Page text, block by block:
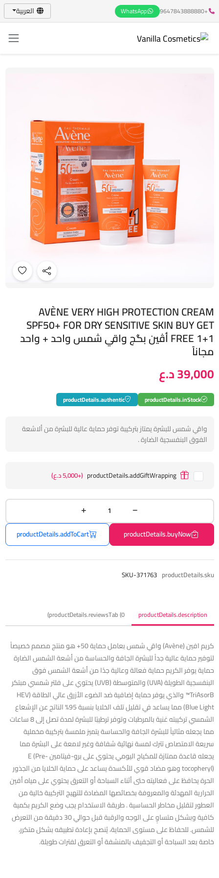
+9647843888880
WhatsApp العربية
AVÈNE VERY HIGH PROTECTION CREAM
SPF50+ FOR DRY SENSITIVE SKIN BUY GET
FREE 1+1 أڤين بگج واقي شمس واحد + واحد
مجاناً
39,000 د.ع
productDetails.inStock
productDetails.authentic
واقي شمس للبشرة يمتاز بتركيبة توفر حماية عالية للبشرة من ألاشعة
الفوق البنفسجية الضارة .
productDetails.addGiftWrapping (+5,000 د.ع)
productDetails.buyNow
productDetails.addToCart
productDetails.sku
SKU-371763
productDetails.description
productDetails.reviewsTab (0)
كريم افين (Avène) واقي شمس بعامل حماية 50+ هو منتج مصمم خصيصاً
لتوفير حماية عالية جداً للبشرة الجافة والحساسة من أشعة الشمس الضارة
حماية يوفر الكريم حماية فعالة وعالية جدًا من أشعة الشمس فوق
البنفسجية الطويلة (UVA) والمتوسطة (UVB) يحتوي على فلتر شمسي مبتكر
TriAsorB™️ والذي يوفر حماية إضافية ضد الضوء الأزرق عالي الطاقة (HEV
Blue Light) مما يساعد في تقليل تلف الخلايا بنسبة 95% الناتج عن الإشعاع
الشمسي تركيبته غنية بالمرطبات وتوفر ترطيبًا للبشرة لمدة تصل إلى 8 ساعات
مما يجعله مثالياً للبشرة الجافة والحساسة يتميز ملمسهُ بتركيبة مخملية
سريعة الامتصاص تترك لمسة نهائية شفافة وغير لامعة على البشرة مما
يجعله قاعدة ممتازة للمكياج اليومي يحتوي على برو-فيتامين E (Pre-
tocopheryl) وهو مضاد قوي للأكسدة يساعد على حماية الخلايا من الجذور
الحرة يحافظ على فعاليته حتى أثناء السباحة أو التعرق يحتوي على مياه أفين
الحرارية المهدئة والمعروفة بخصائصها المضادة للتهيج التركيبة خالية من
العطور لتقليل مخاطر الحساسية . طريقة الاستخدام يجب وضع الكريم بكمية
كافية وبشكل متساوٍ على الوجه والرقبة قبل حوالي 30 دقيقة من التعرض
للشمس. للحفاظ على مستوى الحماية، يُنصح بإعادة تطبيقه بشكل متكرر،
خاصة بعد السباحة أو التجفيف بالمنشفة أو التعرق لفترات طويلة.